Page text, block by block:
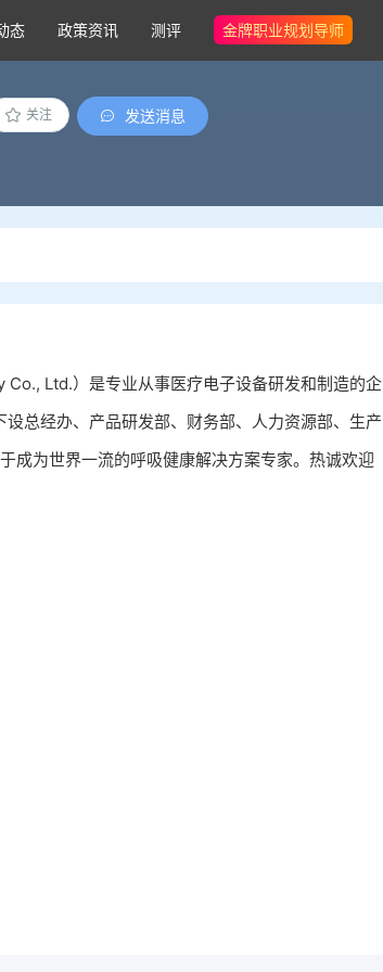
态 政策资讯 测评 金牌职业规划导师
关注 发送消息
Ltd.）是专业从事医疗电子设备研发和制造的企
总经办、产品研发部、财务部、人力资源部、生产
成为世界一流的呼吸健康解决方案专家。热诚欢迎